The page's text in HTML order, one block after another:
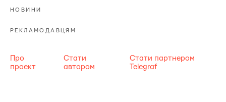
НОВИНИ
РЕКЛАМОДАВЦЯМ
Про
проект
Стати
автором
Стати партнером
Telegraf